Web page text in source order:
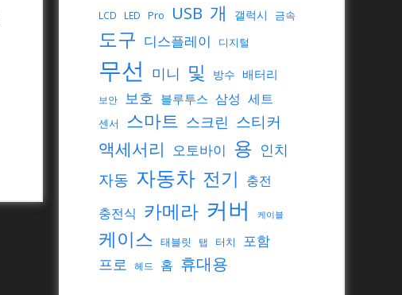
LCD LED Pro USB 개 갤럭시 금속
도구 디스플레이 디지털
무선 미니 및 방수 배터리
보안 보호 블루투스 삼성 세트
센서 스마트 스크린 스티커
액세서리 오토바이 용 인치
자동 자동차 전기 충전
충전식 카메라 커버 케이블
케이스 태블릿 탭 터치 포함
프로 헤드 홈 휴대용